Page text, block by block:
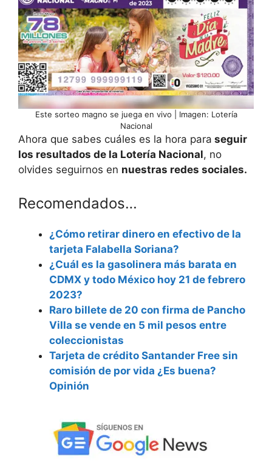
Este sorteo magno se juega en vivo | Imagen: Lotería
Nacional
Ahora que sabes cuáles es la hora para seguir
los resultados de la Lotería Nacional, no
olvides seguirnos en nuestras redes sociales.
Recomendados…
¿Cómo retirar dinero en efectivo de la
tarjeta Falabella Soriana?
¿Cuál es la gasolinera más barata en
CDMX y todo México hoy 21 de febrero
2023?
Raro billete de 20 con firma de Pancho
Villa se vende en 5 mil pesos entre
coleccionistas
Tarjeta de crédito Santander Free sin
comisión de por vida ¿Es buena?
Opinión